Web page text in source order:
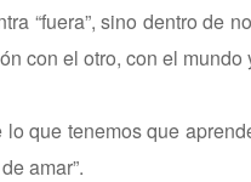
“fuera”, sino dentro de
con el otro, con el mundo
que tenemos que
amar”.